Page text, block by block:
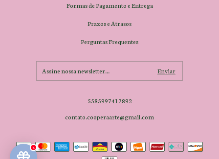
4
Formas de Pagamento e Entrega
Prazos e Atrasos
Perguntas Frequentes
5585997417892
contato.cooperaarte@gmail.com